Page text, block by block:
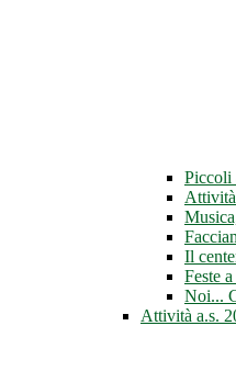
Piccoli
Il
Feste
Noi...
Attività a.s.